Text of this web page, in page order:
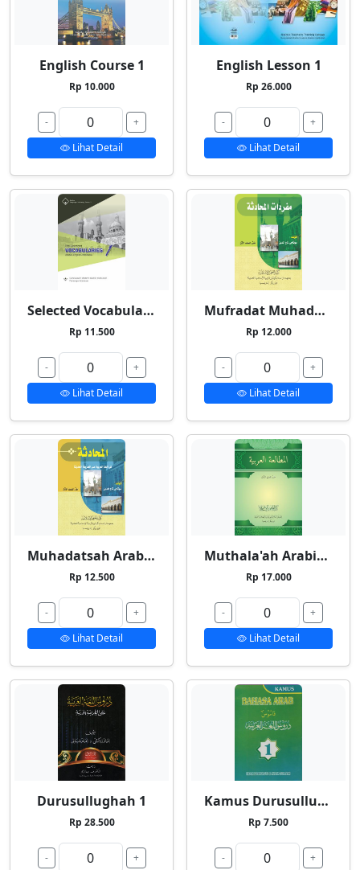
English Course 1
Rp 10.000
-
+
Lihat Detail
English Lesson 1
Rp 26.000
-
+
Lihat Detail
Selected Vocabularies 1
Rp 11.500
-
+
Lihat Detail
Mufradat Muhadatsah
Rp 12.000
-
+
Lihat Detail
Muhadatsah Arabiyyah
Rp 12.500
-
+
Lihat Detail
Muthala'ah Arabiyyah
Rp 17.000
-
+
Lihat Detail
Durusullughah 1
Rp 28.500
-
+
Kamus Durusullughah 1
Rp 7.500
-
+